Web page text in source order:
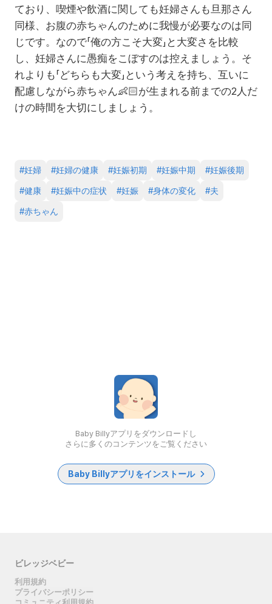
ており、喫煙や飲酒に関しても妊婦さんも旦那さん
同様、お腹の赤ちゃんのために我慢が必要なのは同
じです。なので「俺の方こそ大変」と大変さを比較
し、妊婦さんに愚痴をこぼすのは控えましょう。そ
れよりも「どちらも大変」という考えを持ち、互いに
配慮しながら赤ちゃん👶🏻が生まれる前までの2人だ
けの時間を大切にしましょう。
#妊婦 #妊婦の健康 #妊娠初期 #妊娠中期 #妊娠後期
#健康 #妊娠中の症状 #妊娠 #身体の変化 #夫
#赤ちゃん
Baby Billyアプリをダウンロードし
さらに多くのコンテンツをご覧ください
Baby Billyアプリをインストール
ビレッジベビー
利用規約
プライバシーポリシー